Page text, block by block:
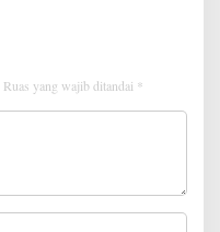
Ruas yang wajib ditandai *